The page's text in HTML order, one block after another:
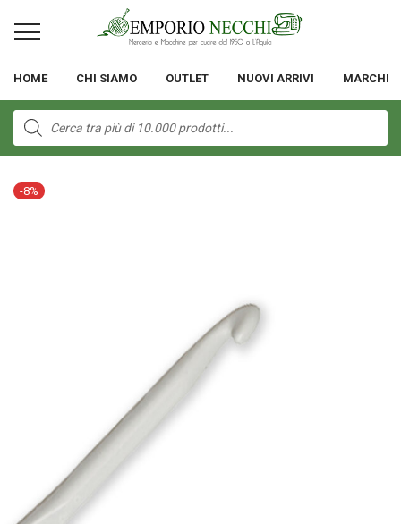
HOME CHI SIAMO OUTLET NUOVI ARRIVI MARCHI
Products
search
-8%